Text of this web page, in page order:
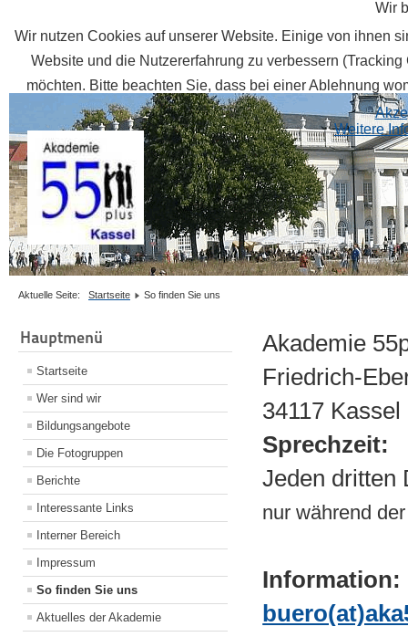
Aktuelle Seite: Startseite So finden Sie uns
Hauptmenü
Startseite
Wer sind wir
Bildungsangebote
Die Fotogruppen
Berichte
Interessante Links
Interner Bereich
Impressum
So finden Sie uns
Aktuelles der Akademie
Akademie
Friedrich-
34117 Kassel
Sprechzeit:
Jeden dritten
nur während
Information:
Wir
Wir nutzen Cookies auf unserer Website. Einige von ihnen
Website und die Nutzererfahrung zu verbessern
möchten. Bitte beachten Sie, dass bei einer Ablehnung
Weitere